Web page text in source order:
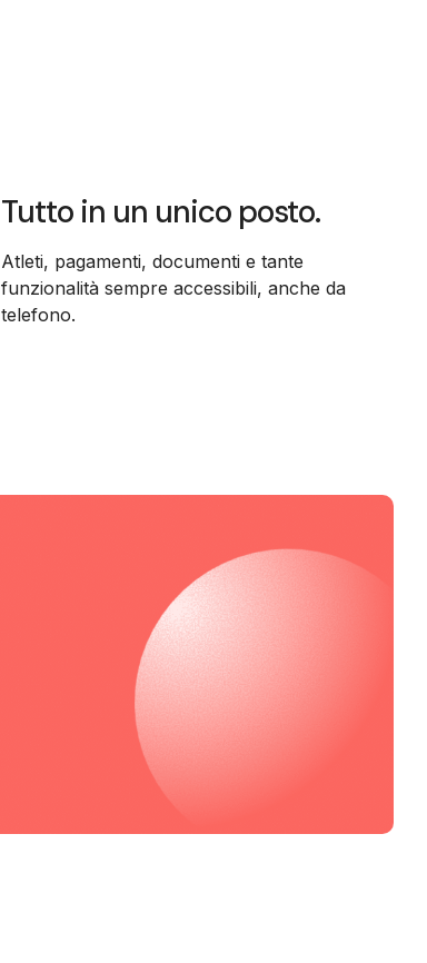
Tutto in un unico posto.
Atleti, pagamenti, documenti e tante
funzionalità sempre accessibili, anche da
telefono.